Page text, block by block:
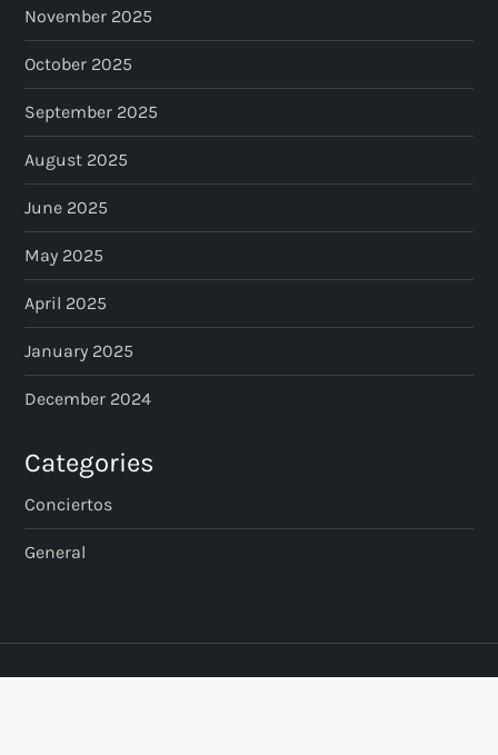
November 2025
October 2025
September 2025
August 2025
June 2025
May 2025
April 2025
January 2025
December 2024
Categories
Conciertos
General